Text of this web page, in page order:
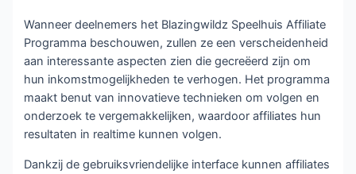
Wanneer deelnemers het Blazingwildz Speelhuis Affiliate
Programma beschouwen, zullen ze een verscheidenheid
aan interessante aspecten zien die gecreëerd zijn om
hun inkomstmogelijkheden te verhogen. Het programma
maakt benut van innovatieve technieken om volgen en
onderzoek te vergemakkelijken, waardoor affiliates hun
resultaten in realtime kunnen volgen.
Dankzij de gebruiksvriendelijke interface kunnen affiliates